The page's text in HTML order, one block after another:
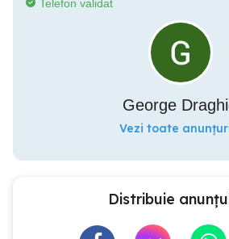
Telefon validat
George
Vezi toate
Distribuie